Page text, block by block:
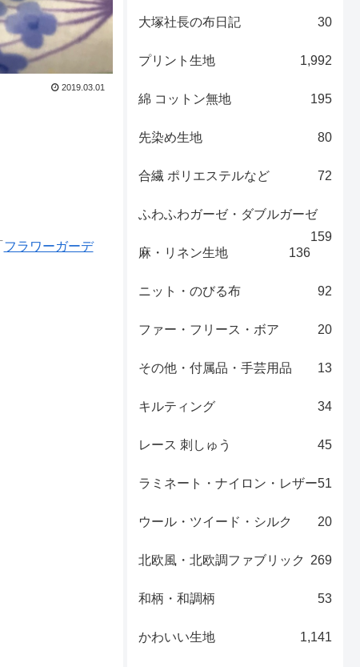
2019.03.01
フラワーガーデ
大塚社長の布日記 30
プリント生地 1,992
綿 コットン無地 195
先染め生地 80
合繊 ポリエステルなど 72
ふわふわガーゼ・ダブルガーゼ
159
麻・リネン生地
136
ニット・のびる布 92
ファー・フリース・ボア 20
その他・付属品・手芸用品 13
キルティング 34
レース 刺しゅう 45
ラミネート・ナイロン・レザー51
ウール・ツイード・シルク 20
北欧風・北欧調ファブリック 269
和柄・和調柄 53
かわいい生地 1,141